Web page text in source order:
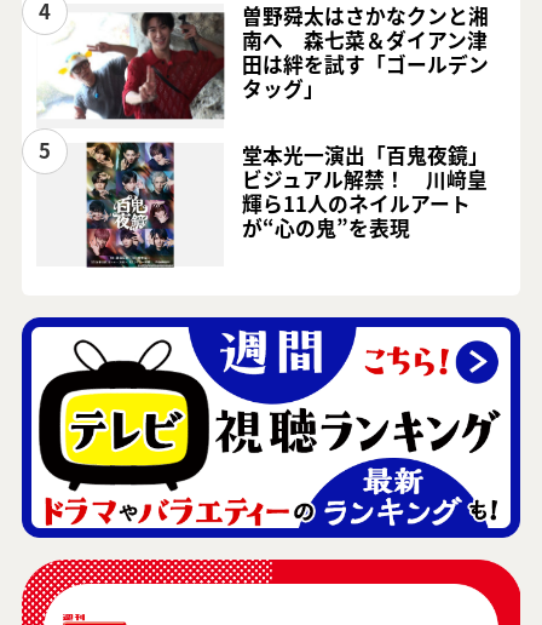
4
曽野舜太はさかなクンと湘
南へ 森七菜＆ダイアン津
田は絆を試す「ゴールデン
タッグ」
5
堂本光一演出「百鬼夜鏡」
ビジュアル解禁！ 川﨑皇
輝ら11人のネイルアート
が“心の鬼”を表現